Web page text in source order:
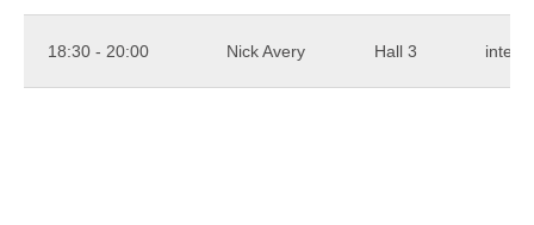
18:30 - 20:00 Nick Avery Hall 3